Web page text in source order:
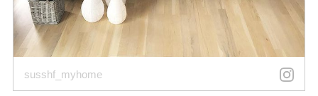
susshf_myhome